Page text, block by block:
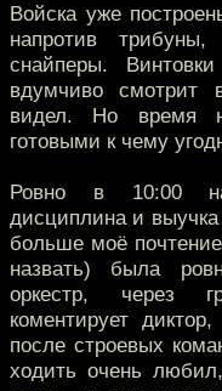
Войска уже
напротив
снайперы.
вдумчиво смотрит
видел. Но время
готовыми к чему
Ровно в 10:00
дисциплина и
больше моё
назвать) была
оркестр, через
коментирует
после строевых
ходить очень